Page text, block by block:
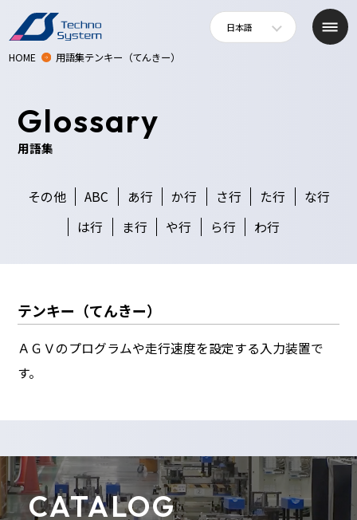
日本語
HOME 用語集テンキー（てんきー）
Glossary
用語集
その他 ABC あ行 か行 さ行 た行
な行
は行
ま行 や行 ら行 わ行
テンキー（てんきー）
ＡＧＶのプログラムや走行速度を設定する入力装置で
す。
CATALOG